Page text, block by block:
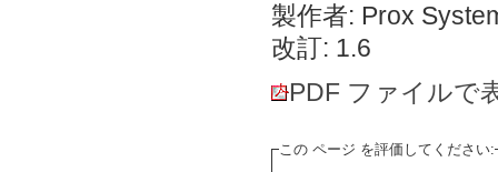
製作者: Prox
改訂: 1.6
PDF ファイルで
この ページ を評価してください: